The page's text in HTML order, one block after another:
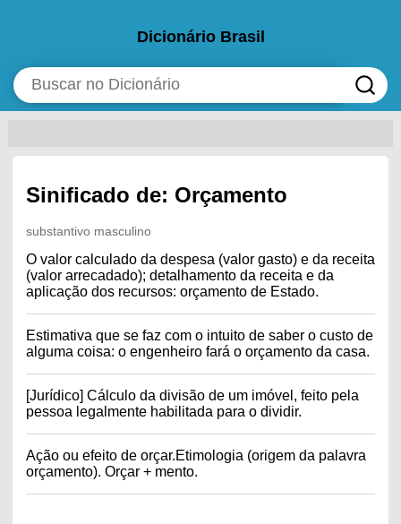
Dicionário Brasil
Sinificado de: Orçamento
substantivo masculino
O valor calculado da despesa (valor gasto) e da receita
(valor arrecadado); detalhamento da receita e da
aplicação dos recursos: orçamento de Estado.
Estimativa que se faz com o intuito de saber o custo de
alguma coisa: o engenheiro fará o orçamento da casa.
[Jurídico] Cálculo da divisão de um imóvel, feito pela
pessoa legalmente habilitada para o dividir.
Ação ou efeito de orçar.Etimologia (origem da palavra
orçamento). Orçar + mento.